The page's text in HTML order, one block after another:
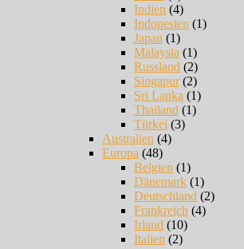
Indien (4)
Indonesien (1)
Japan (1)
Malaysia (1)
Russland (2)
Singapur(2)
Sri Lanka (1)
Thailand (1)
Türkei (3)
Australien (4)
Europa (48)
Belgien (1)
Dänemark (1)
Deutschland (2)
Frankreich (4)
Irland (10)
Italien (2)